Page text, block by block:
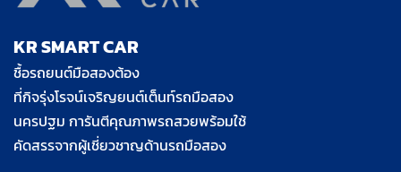
KR SMART CAR
ชื้อรถยนต์มือสองต้อง
ที่กิจรุ่งโรจน์เจริญยนต์เต็นท์รถมือสอง
นครปฐม การันตีคุณภาพรถสวยพร้อมใช้
คัดสรรจากผู้เชี่ยวชาญด้านรถมือสอง